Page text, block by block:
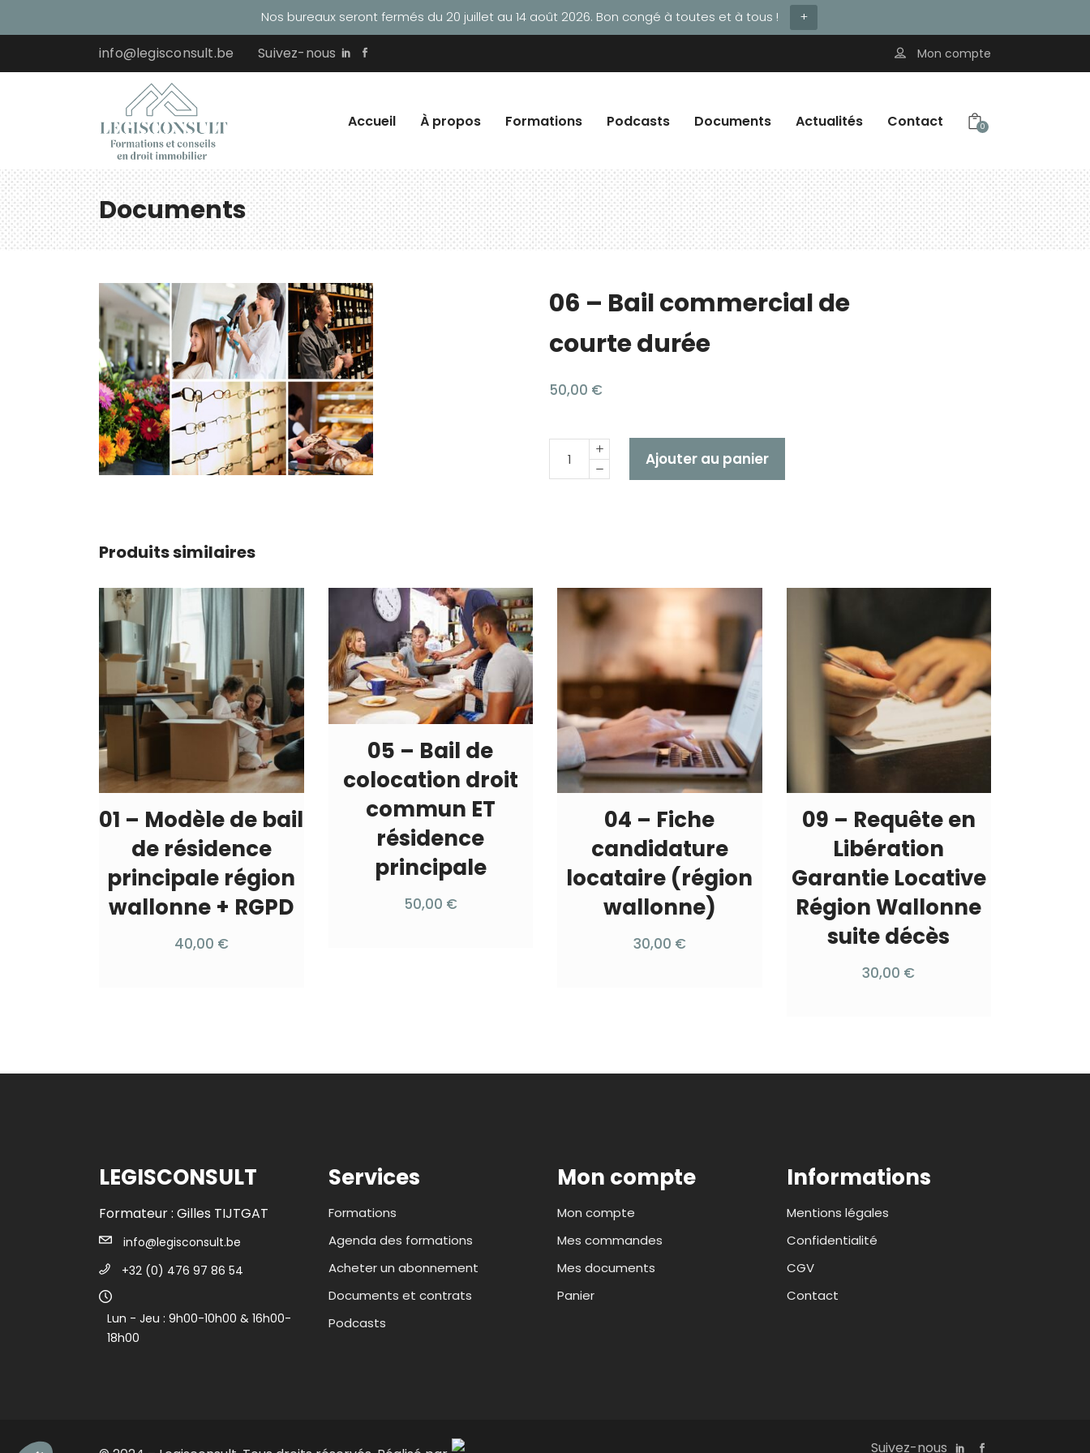
Nos bureaux seront fermés du 20 juillet au 14 août 2026. Bon congé à toutes et à tous ! +
info@legisconsult.be Suivez-nous Mon compte
Accueil À propos Formations Podcasts Documents Actualités Contact 0
Documents
06 – Bail commercial de
courte durée
50,00 €
Quantité
Ajouter au panier
Produits similaires
01 – Modèle de bail
de résidence
principale région
wallonne + RGPD
40,00 €
05 – Bail de
colocation droit
commun ET
résidence
principale
50,00 €
04 – Fiche
candidature
locataire (région
wallonne)
30,00 €
09 – Requête en
Libération
Garantie Locative
Région Wallonne
suite décès
30,00 €
LEGISCONSULT
Formateur : Gilles TIJTGAT
info@legisconsult.be
+32 (0) 476 97 86 54
Lun - Jeu : 9h00-10h00 & 16h00-
18h00
Services
Formations
Agenda des formations
Acheter un abonnement
Documents et contrats
Podcasts
Mon compte
Mon compte
Mes commandes
Mes documents
Panier
Informations
Mentions légales
Confidentialité
CGV
Contact
Suivez-nous